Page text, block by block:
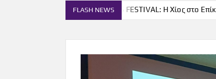
FLASH NEWS
THE CHIOS FESTIVAL: Η Χίος στο Επίκεντρο